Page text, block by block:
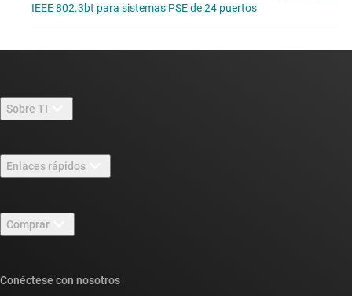
IEEE 802.3bt para sistemas PSE de 24 puertos
Sobre TI
Carreras laborales
Sala de redacción
Eventos
Enlaces rápidos
Foros de soporte de diseño de TI E2E™
Búsqueda de referencias cruzadas
Comprar
Conéctese con nosotros